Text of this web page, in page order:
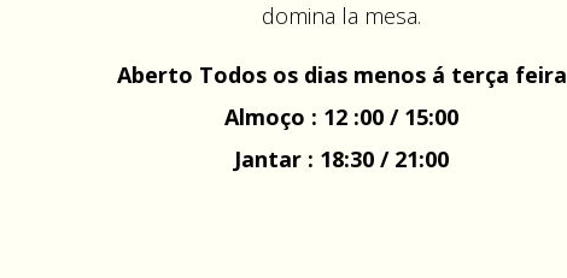
domina la mesa.
Aberto Todos os dias menos á terça feira
Almoço : 12 :00 / 15:00
Jantar : 18:30 / 21:00